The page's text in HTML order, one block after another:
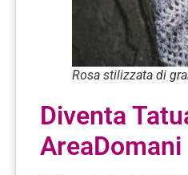
Rosa stilizzata di
Diventa
AreaDomani